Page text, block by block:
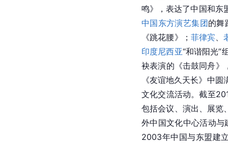
鸣》，表达了中国和东
中国东方演艺集团的舞
《跳花腰》； 菲律宾 、
印度尼西亚“和谐阳光”
袂表演的《击鼓同舟》
《友谊地久天长》中圆
文化交流活动。截至
包括会议、演出、展览
外中国文化中心活动与
2003年中国与东盟建